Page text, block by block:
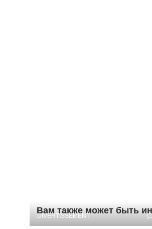
Вам также может быть
DIVERTISSEMENT